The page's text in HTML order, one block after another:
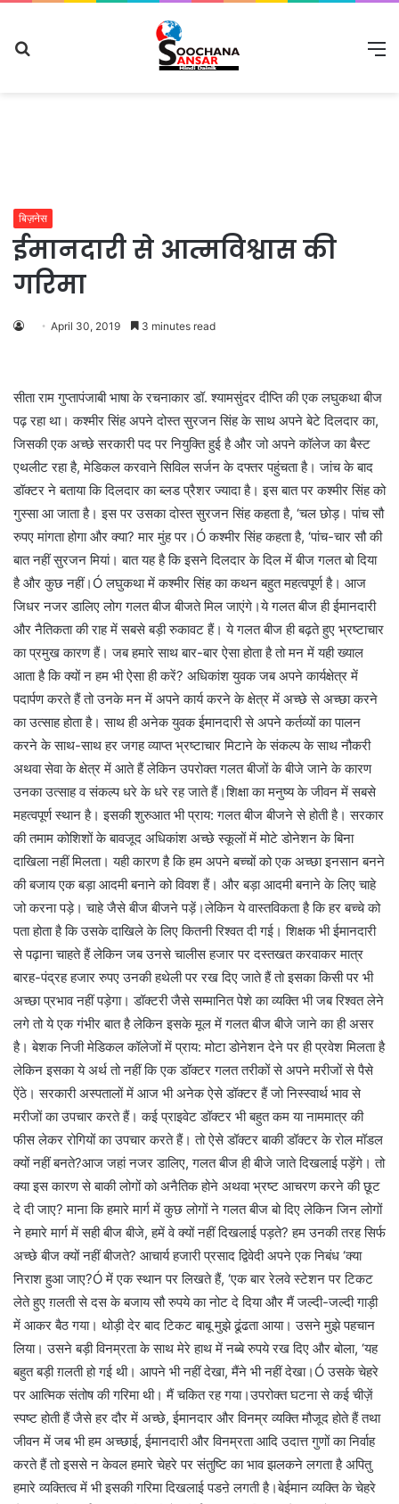
बिज़नेस
ईमानदारी से आत्मविश्वास की
गरिमा
April 30, 2019 3 minutes read
सीता राम गुप्तापंजाबी भाषा के रचनाकार डॉ. श्यामसुंदर दीप्ति की एक लघुकथा बीज
पढ़ रहा था। कश्मीर सिंह अपने दोस्त सुरजन सिंह के साथ अपने बेटे दिलदार का,
जिसकी एक अच्छे सरकारी पद पर नियुक्ति हुई है और जो अपने कॉलेज का बैस्ट
एथलीट रहा है, मेडिकल करवाने सिविल सर्जन के दफ्तर पहुंचता है। जांच के बाद
डॉक्टर ने बताया कि दिलदार का ब्लड प्रैशर ज्यादा है। इस बात पर कश्मीर सिंह को
गुस्सा आ जाता है। इस पर उसका दोस्त सुरजन सिंह कहता है, ‘चल छोड़। पांच सौ
रुपए मांगता होगा और क्या? मार मुंह पर।Ó कश्मीर सिंह कहता है, ‘पांच-चार सौ की
बात नहीं सुरजन मियां। बात यह है कि इसने दिलदार के दिल में बीज गलत बो दिया
है और कुछ नहीं।Ó लघुकथा में कश्मीर सिंह का कथन बहुत महत्वपूर्ण है। आज
जिधर नजर डालिए लोग गलत बीज बीजते मिल जाएंगे।ये गलत बीज ही ईमानदारी
और नैतिकता की राह में सबसे बड़ी रुकावट हैं। ये गलत बीज ही बढ़ते हुए भ्रष्टाचार
का प्रमुख कारण हैं। जब हमारे साथ बार-बार ऐसा होता है तो मन में यही ख्याल
आता है कि क्यों न हम भी ऐसा ही करें? अधिकांश युवक जब अपने कार्यक्षेत्र में
पदार्पण करते हैं तो उनके मन में अपने कार्य करने के क्षेत्र में अच्छे से अच्छा करने
का उत्साह होता है। साथ ही अनेक युवक ईमानदारी से अपने कर्तव्यों का पालन
करने के साथ-साथ हर जगह व्याप्त भ्रष्टाचार मिटाने के संकल्प के साथ नौकरी
अथवा सेवा के क्षेत्र में आते हैं लेकिन उपरोक्त गलत बीजों के बीजे जाने के कारण
उनका उत्साह व संकल्प धरे के धरे रह जाते हैं।शिक्षा का मनुष्य के जीवन में सबसे
महत्वपूर्ण स्थान है। इसकी शुरुआत भी प्राय: गलत बीज बीजने से होती है। सरकार
की तमाम कोशिशों के बावजूद अधिकांश अच्छे स्कूलों में मोटे डोनेशन के बिना
दाखिला नहीं मिलता। यही कारण है कि हम अपने बच्चों को एक अच्छा इनसान बनने
की बजाय एक बड़ा आदमी बनाने को विवश हैं। और बड़ा आदमी बनाने के लिए चाहे
जो करना पड़े। चाहे जैसे बीज बीजने पड़ें।लेकिन ये वास्तविकता है कि हर बच्चे को
पता होता है कि उसके दाखिले के लिए कितनी रिश्वत दी गई। शिक्षक भी ईमानदारी
से पढ़ाना चाहते हैं लेकिन जब उनसे चालीस हजार पर दस्तखत करवाकर मात्र
बारह-पंद्रह हजार रुपए उनकी हथेली पर रख दिए जाते हैं तो इसका किसी पर भी
अच्छा प्रभाव नहीं पड़ेगा। डॉक्टरी जैसे सम्मानित पेशे का व्यक्ति भी जब रिश्वत लेने
लगे तो ये एक गंभीर बात है लेकिन इसके मूल में गलत बीज बीजे जाने का ही असर
है। बेशक निजी मेडिकल कॉलेजों में प्राय: मोटा डोनेशन देने पर ही प्रवेश मिलता है
लेकिन इसका ये अर्थ तो नहीं कि एक डॉक्टर गलत तरीकों से अपने मरीजों से पैसे
ऐंठे। सरकारी अस्पतालों में आज भी अनेक ऐसे डॉक्टर हैं जो निस्स्वार्थ भाव से
मरीजों का उपचार करते हैं। कई प्राइवेट डॉक्टर भी बहुत कम या नाममात्र की
फीस लेकर रोगियों का उपचार करते हैं। तो ऐसे डॉक्टर बाकी डॉक्टर के रोल मॉडल
क्यों नहीं बनते?आज जहां नजर डालिए, गलत बीज ही बीजे जाते दिखलाई पड़ेंगे। तो
क्या इस कारण से बाकी लोगों को अनैतिक होने अथवा भ्रष्ट आचरण करने की छूट
दे दी जाए? माना कि हमारे मार्ग में कुछ लोगों ने गलत बीज बो दिए लेकिन जिन लोगों
ने हमारे मार्ग में सही बीज बीजे, हमें वे क्यों नहीं दिखलाई पड़ते? हम उनकी तरह सिर्फ
अच्छे बीज क्यों नहीं बीजते? आचार्य हजारी प्रसाद द्विवेदी अपने एक निबंध ‘क्या
निराश हुआ जाए?Ó में एक स्थान पर लिखते हैं, ‘एक बार रेलवे स्टेशन पर टिकट
लेते हुए ग़लती से दस के बजाय सौ रुपये का नोट दे दिया और मैं जल्दी-जल्दी गाड़ी
में आकर बैठ गया। थोड़ी देर बाद टिकट बाबू मुझे ढूंढता आया। उसने मुझे पहचान
लिया। उसने बड़ी विनम्रता के साथ मेरे हाथ में नब्बे रुपये रख दिए और बोला, ‘यह
बहुत बड़ी ग़लती हो गई थी। आपने भी नहीं देखा, मैंने भी नहीं देखा।Ó उसके चेहरे
पर आत्मिक संतोष की गरिमा थी। मैं चकित रह गया।उपरोक्त घटना से कई चीज़ें
स्पष्ट होती हैं जैसे हर दौर में अच्छे, ईमानदार और विनम्र व्यक्ति मौजूद होते हैं तथा
जीवन में जब भी हम अच्छाई, ईमानदारी और विनम्रता आदि उदात्त गुणों का निर्वाह
करते हैं तो इससे न केवल हमारे चेहरे पर संतुष्टि का भाव झलकने लगता है अपितु
हमारे व्यक्तित्व में भी इसकी गरिमा दिखलाई पडऩे लगती है।बेईमान व्यक्ति के चेहरे